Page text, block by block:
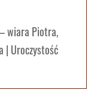
wiara Piotra,
| Uroczystość